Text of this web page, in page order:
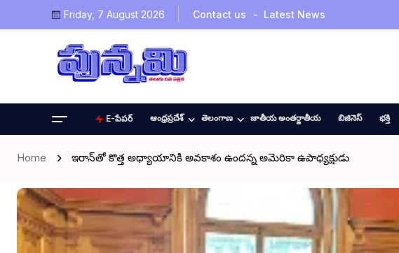
Friday, 7 August 2026 Contact us Latest News
E-పేపర్ ఆంధ్రప్రదేశ్ తెలంగాణ జాతీయ అంతర్జాతీయ బిజినెస్ భక్తి
Home ఇరాన్‌తో కొత్త అధ్యాయానికి అవకాశం ఉందన్న అమెరికా ఉపాధ్యక్షుడు